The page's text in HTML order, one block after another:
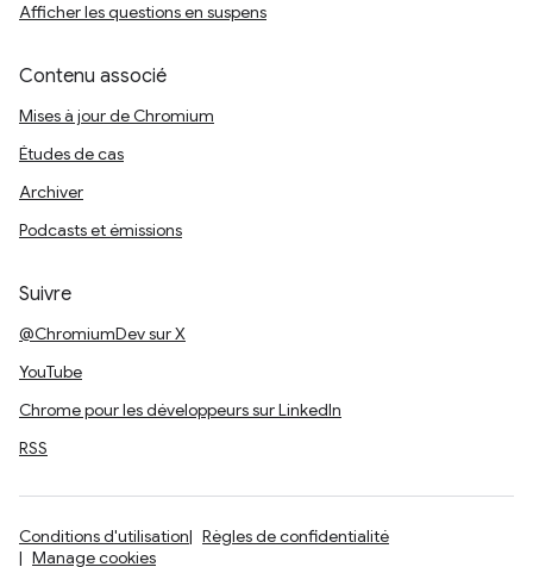
Afficher les questions en suspens
Contenu associé
Mises à jour de Chromium
Études de cas
Archiver
Podcasts et émissions
Suivre
@ChromiumDev sur X
YouTube
Chrome pour les développeurs sur LinkedIn
RSS
Conditions d'utilisation
Règles de confidentialité
Manage cookies